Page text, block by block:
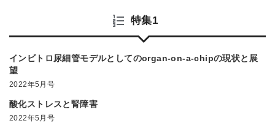
特集1
インビトロ尿細管モデルとしてのorgan-on-a-chipの現状と展
望
2022年5月号
酸化ストレスと腎障害
2022年5月号